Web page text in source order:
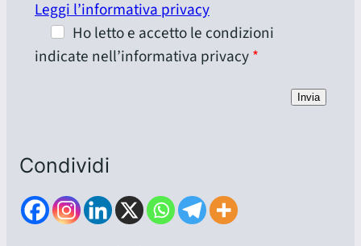
Leggi l’informativa privacy
Ho letto e accetto le condizioni
indicate nell’informativa privacy
Invia
Condividi